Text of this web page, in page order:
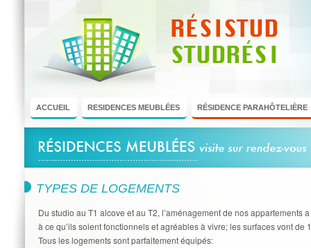
ACCUEIL RESIDENCES MEUBLÉES RÉSIDENCE PARAHÔTELIÈRE
TYPES DE LOGEMENTS
Du studio au T1 alcove et au T2, l’aménagement de nos appartements
à ce qu’ils soient fonctionnels et agréables à vivre; les surfaces vont de
Tous les logements sont parfaitement équipés: